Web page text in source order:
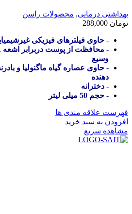
بهداشتی درمانی, محصولات راسن
تومان
- حاوی فیلترهای فیزیکی
وسیع
- حاوی عصاره گیاه ماگنولیا و
دهنده
- دخترانه
- حجم 50 میلی لیتر
فهرست علاقه مندی ها
افزودن به سبد خرید
مشاهده سریع